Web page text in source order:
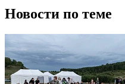
Новости по теме